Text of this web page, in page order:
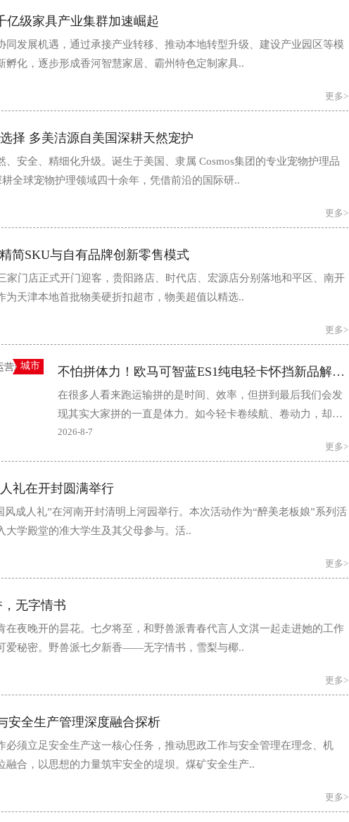
级家具产业集群加速崛起
同发展机遇，通过承接产业转移、推动本地转型升级、建设产业园区等模
孵化，逐步形成香河智慧家居、霸州特色定制家具..
更多>
择 多美洁源自美国深耕天然宠护
安全、精细化升级。诞生于美国、隶属 Cosmos集团的专业宠物护理品
全球宠物护理领域四十余年，凭借前沿的国际研..
更多>
简SKU与自有品牌创新零售模式
家门店正式开门迎客，贵阳路店、时代店、宏源店分别落地和平区、南开
为天津本地首批物美硬折扣超市，物美超值以精选..
更多>
城市 不怕拼体力！欧马可智蓝ES1纯电轻卡怀挡新品解锁舒适高效运营新体验
在很多人看来跑运输拼的是时间、效率，但拼到最后我们会发
现其实大家拼的一直是体力。如今轻卡卷续航、卷动力，却似
乎忽略了司机的工作时间90%都在驾驶室内，驾驶室的舒适..
2026-8-7
更多>
礼在开封圆满举行
风成人礼”在河南开封清明上河园举行。本次活动作为“醉美老板娘”系列活
大学殿堂的准大学生及其父母参与。活..
更多>
无字情书
在夜晚开的昙花。七夕将至，和野兽派青春代言人文淇一起走进她的工作
爱秘密。野兽派七夕新香——无字情书，雪梨与椰..
更多>
安全生产管理深度融合探析
必须立足安全生产这一核心任务，推动思政工作与安全管理在理念、机
融合，以思想的力量筑牢安全的堤坝。煤矿安全生产..
更多>